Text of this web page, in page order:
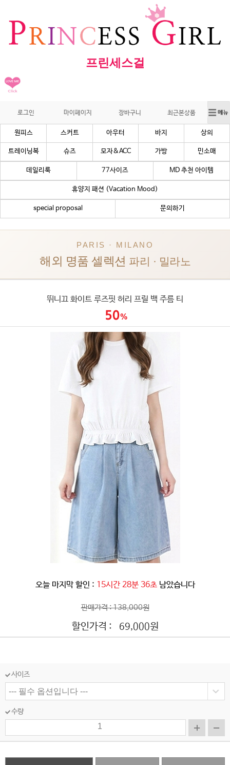
프린세스걸
로그인 마이페이지 장바구니 최근본상품
원피스 스커트 아우터 바지 상의
트레이닝복 슈즈 모자&ACC 가방 민소매
데일리룩 77사이즈 MD 추천 아이템
휴양지 패션 (Vacation Mood)
special proposal 문의하기
PARIS · MILANO
해외 명품 셀렉션 파리 · 밀라노
뛰니끄 화이트 루즈핏 허리 프릴 백 주름 티
오늘 마지막 할인 : 15시간 28분 33초 남았습니다
판매가격 : 138,000원
할인가격 : 69,000원
사이즈
수량